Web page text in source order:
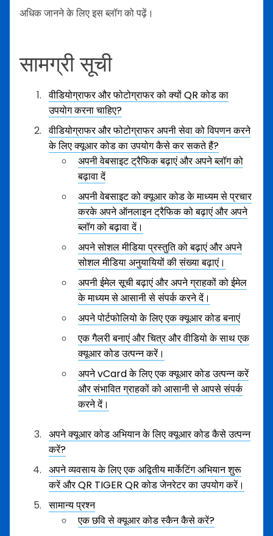
अधिक जानने के लिए इस ब्लॉग को पढ़ें।
सामग्री सूची
वीडियोग्राफर और फोटोग्राफर को क्यों QR कोड का
उपयोग करना चाहिए?
वीडियोग्राफर और फोटोग्राफर अपनी सेवा को विपणन करने
के लिए क्यूआर कोड का उपयोग कैसे कर सकते हैं?
अपनी वेबसाइट ट्रैफिक बढ़ाएं और अपने ब्लॉग को
बढ़ावा दें
अपनी वेबसाइट को क्यूआर कोड के माध्यम से प्रचार
करके अपने ऑनलाइन ट्रैफिक को बढ़ाएं और अपने
ब्लॉग को बढ़ावा दें।
अपने सोशल मीडिया प्रस्तुति को बढ़ाएं और अपने
सोशल मीडिया अनुयायियों की संख्या बढ़ाएं।
अपनी ईमेल सूची बढ़ाएं और अपने ग्राहकों को ईमेल
के माध्यम से आसानी से संपर्क करने दें।
अपने पोर्टफोलियो के लिए एक क्यूआर कोड बनाएं
एक गैलरी बनाएं और चित्र और वीडियो के साथ एक
क्यूआर कोड उत्पन्न करें।
अपने vCard के लिए एक क्यूआर कोड उत्पन्न करें
और संभावित ग्राहकों को आसानी से आपसे संपर्क
करने दें।
अपने क्यूआर कोड अभियान के लिए क्यूआर कोड कैसे उत्पन्न
करें?
अपने व्यवसाय के लिए एक अद्वितीय मार्केटिंग अभियान शुरू
करें और QR TIGER QR कोड जेनरेटर का उपयोग करें।
सामान्य प्रश्न
एक छवि से क्यूआर कोड स्कैन कैसे करें?